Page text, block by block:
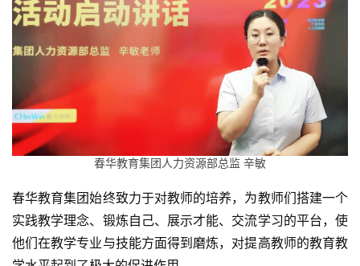
春华教育集团人力资源部总监 辛敏
春华教育集团始终致力于对教师的培养，为教师们搭建一个
实践教学理念、锻炼自己、展示才能、交流学习的平台，使
他们在教学专业与技能方面得到磨炼，对提高教师的教育教